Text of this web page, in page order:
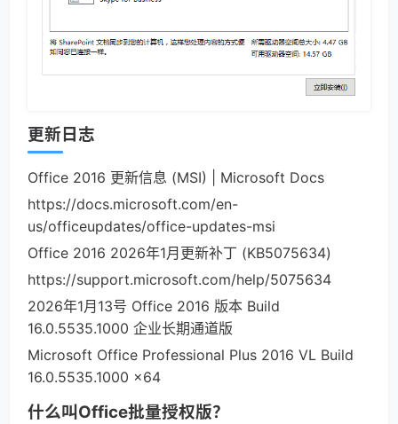
更新日志
Office 2016 更新信息 (MSI) | Microsoft Docs
https://docs.microsoft.com/en-
us/officeupdates/office-updates-msi
Office 2016 2026年1月更新补丁 (KB5075634)
https://support.microsoft.com/help/5075634
2026年1月13号 Office 2016 版本 Build
16.0.5535.1000 企业长期通道版
Microsoft Office Professional Plus 2016 VL Build
16.0.5535.1000 x64
什么叫Office批量授权版？